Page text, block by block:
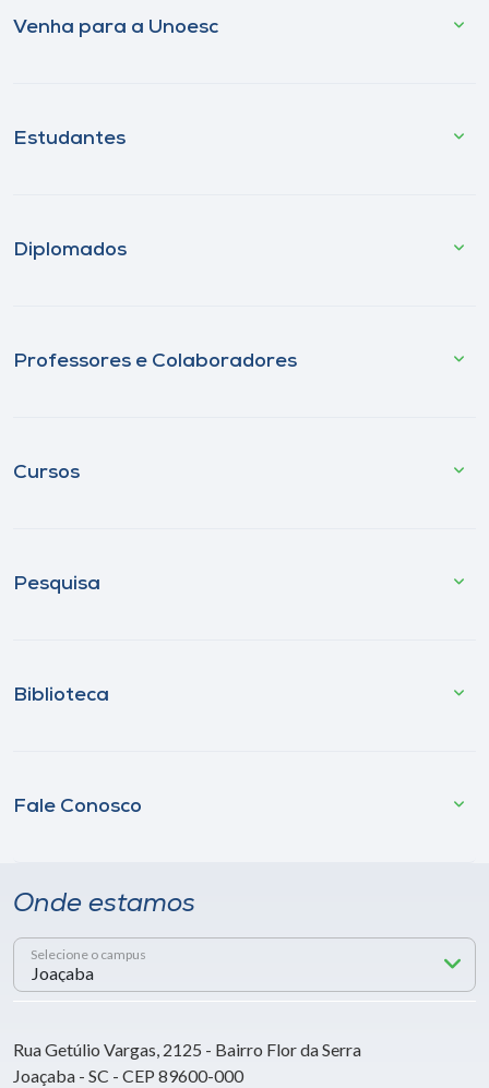
Venha para a Unoesc
Estudantes
Diplomados
Professores e Colaboradores
Cursos
Pesquisa
Biblioteca
Fale Conosco
Onde estamos
Selecione o campus
Rua Getúlio Vargas, 2125 - Bairro Flor da Serra
Joaçaba - SC - CEP 89600-000